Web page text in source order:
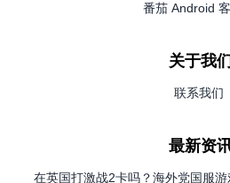
番茄 Android
关于我们
联系我们
最新资
在英国打激战2卡吗？海外党国服